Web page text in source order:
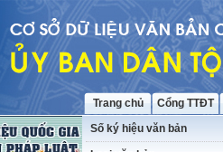
Trang chủ Cổng TTĐT
Số ký hiệu văn bản